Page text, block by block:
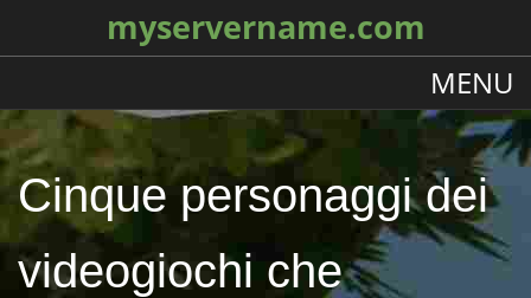
myservername.com
MENU
Cinque personaggi dei
videogiochi che